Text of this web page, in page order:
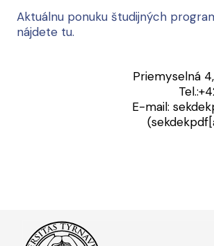
Aktuálnu ponuku študijných
nájdete tu.
Priemyselná
E-mail: